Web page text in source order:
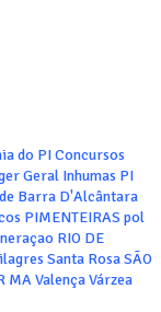
do PIConcursos
Geral Inhumas PI
Barra D'Alcântara
PIMENTEIRAS pol
RIO DE
Santa RosaSÃO
MAValençaVárzea